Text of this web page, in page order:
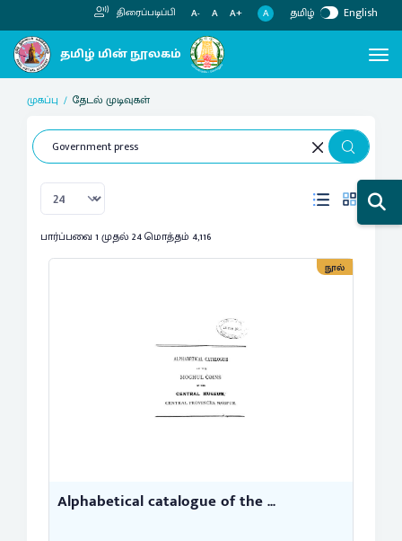
திரைப்படிப்பி A- A A+ A தமிழ் English
முகப்பு தேடல் முடிவுகள்
பார்ப்பவை 1 முதல் 24 மொத்தம் 4,116
நூல்
Alphabetical catalogue of the ...